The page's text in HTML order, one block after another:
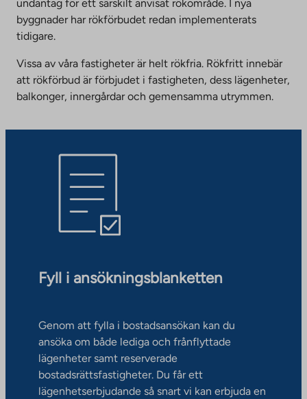
undantag för ett särskilt anvisat rökområde. I nya
byggnader har rökförbudet redan implementerats
tidigare.
Vissa av våra fastigheter är helt rökfria. Rökfritt innebär
att rökförbud är förbjudet i fastigheten, dess lägenheter,
balkonger, innergårdar och gemensamma utrymmen.
Fyll i ansökningsblanketten
Genom att fylla i bostadsansökan kan du
ansöka om både lediga och frånflyttade
lägenheter samt reserverade
bostadsrättsfastigheter. Du får ett
lägenhetserbjudande så snart vi kan erbjuda en